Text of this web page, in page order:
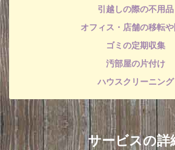
引越しの際の不用品
オフィス・店舗の移転
ゴミの定期収集
汚部屋の片付け
ハウスクリーニング
サービスの詳